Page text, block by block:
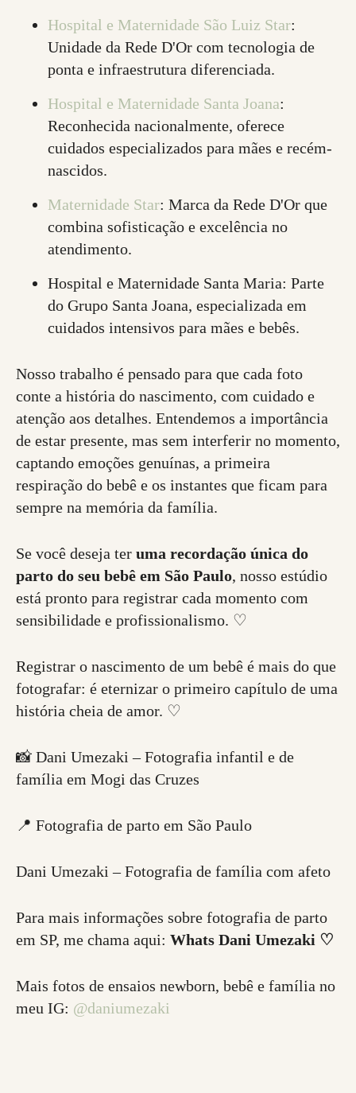
Hospital e Maternidade São Luiz Star:
Unidade da Rede D'Or com tecnologia de
ponta e infraestrutura diferenciada.
Hospital e Maternidade Santa Joana:
Reconhecida nacionalmente, oferece
cuidados especializados para mães e recém-
nascidos.
Maternidade Star: Marca da Rede D'Or que
combina sofisticação e excelência no
atendimento.
Hospital e Maternidade Santa Maria: Parte
do Grupo Santa Joana, especializada em
cuidados intensivos para mães e bebês.
Nosso trabalho é pensado para que cada foto
conte a história do nascimento, com cuidado e
atenção aos detalhes. Entendemos a importância
de estar presente, mas sem interferir no momento,
captando emoções genuínas, a primeira
respiração do bebê e os instantes que ficam para
sempre na memória da família.
Se você deseja ter uma recordação única do
parto do seu bebê em São Paulo, nosso estúdio
está pronto para registrar cada momento com
sensibilidade e profissionalismo. ♡
Registrar o nascimento de um bebê é mais do que
fotografar: é eternizar o primeiro capítulo de uma
história cheia de amor. ♡
📸 Dani Umezaki – Fotografia infantil e de
família em Mogi das Cruzes
📍 Fotografia de parto em São Paulo
Dani Umezaki – Fotografia de família com afeto
Para mais informações sobre fotografia de parto
em SP, me chama aqui: Whats Dani Umezaki ♡
Mais fotos de ensaios newborn, bebê e família no
meu IG: @daniumezaki